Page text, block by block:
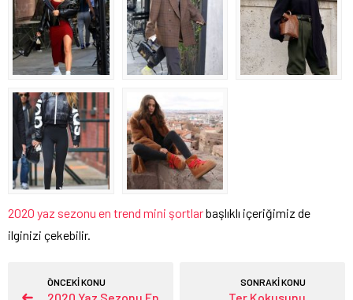
2020 yaz sezonu en trend mini şortlarbaşlıklı içeriğimiz de
ilginizi çekebilir.
ÖNCEKİ KONU SONRAKİ KONU